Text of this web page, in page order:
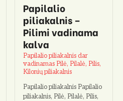
Papilalio
piliakalnis –
Pilimi vadinama
kalva
Papilalio piliakalnis dar
vadinamas Pilė, Pilalė, Pilis,
Kilonių piliakalnis
Papilalio piliakalnis Papilalio
piliakalnis, Pilė, Pilalė, Pilis,